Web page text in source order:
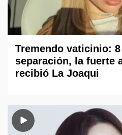
Tremendo vaticinio:
separación, la fuerte
recibió La Joaqui